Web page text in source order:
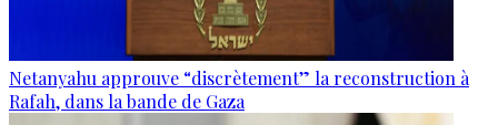
Netanyahu approuve “discrètement” la reconstruction à
Rafah, dans la bande de Gaza